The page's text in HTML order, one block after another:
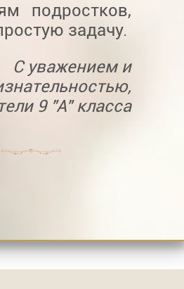
подростков,
задачу.
С уважением и
9 "А" класса